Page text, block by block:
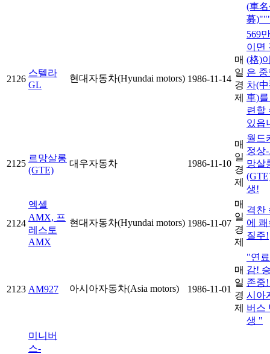
(車
募
2126
스텔라
GL
현대자동차(Hyundai motors) 1986-11-14
매
일
경
제
569
이면
(格)
은
차(
車)
련할
있읍
2125
르망살롱
(GTE)
대우자동차 1986-11-10
매
일
경
제
월드
정상
망살
생!
2124
엑셀
AMX, 프
레스토
AMX
현대자동차(Hyundai motors) 1986-11-07
매
일
경
제
격찬
에
질주!
2123 AM927 아시아자동차(Asia motors) 1986-11-01
매
일
경
제
"연
감!
존중
시아
버스
생 "
미니버
스-